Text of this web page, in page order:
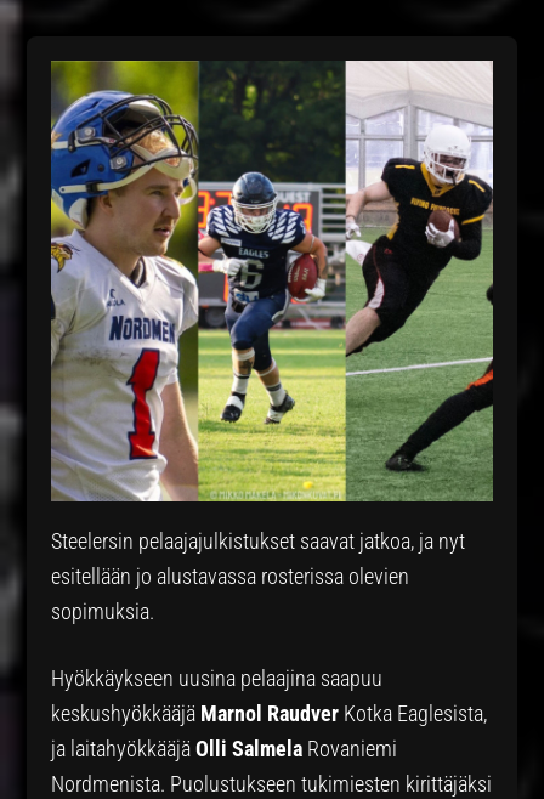
Steelersin pelaajajulkistukset saavat jatkoa, ja nyt
esitellään jo alustavassa rosterissa olevien
sopimuksia.
Hyökkäykseen uusina pelaajina saapuu
keskushyökkääjä Marnol Raudver Kotka Eaglesista,
ja laitahyökkääjäOlli Salmela Rovaniemi
Nordmenista. Puolustukseen tukimiesten kirittäjäksi